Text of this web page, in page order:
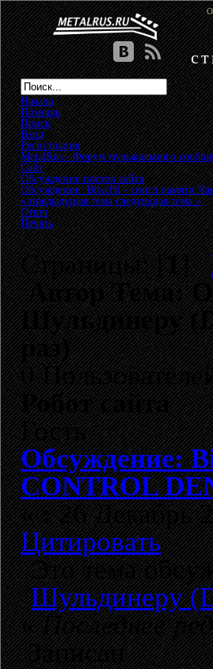
Начало
Помощь
Поиск
Вход
Регистрация
MetalRus - Форум музыкального
Сайт»
Обсуждение постов сайта»
Обсуждение: BitacHi - сингл памяти
« предыдущая тема следующая тема »
Ответ
Печать
Страницы: [1]
АвторТема:
Шульдинеру
раз)
0
Робот сайта
Гость
Обсуждение:
CONTROL
«:26 Декабрь
Цитировать
Это тема
Шульдинеру
«Последнее
Записан